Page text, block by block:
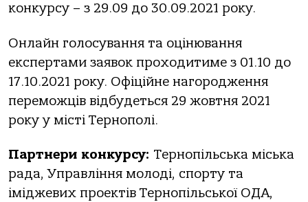
конкурсу – з 29.09 до 30.09.2021 року.
Онлайн голосування та оцінювання
експертами заявок проходитиме з 01.10 до
17.10.2021 року. Офіційне нагородження
переможців відбудеться 29 жовтня 2021
року у місті Тернополі.
Партнери конкурсу: Тернопільська міська
рада, Управління молоді, спорту та
іміджевих проектів Тернопільської ОДА,